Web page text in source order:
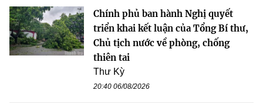
Chính phủ ban hành Nghị quyết
triển khai kết luận của Tổng Bí thư,
Chủ tịch nước về phòng, chống
thiên tai
Thư Kỳ
20:40 06/08/2026